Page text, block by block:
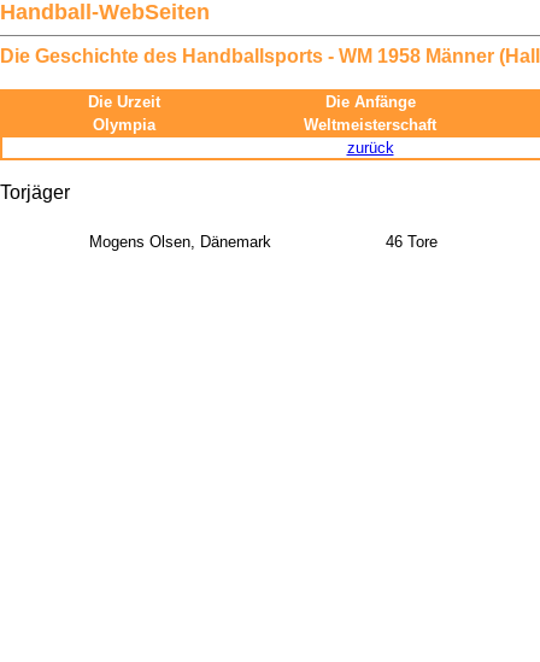
Handball-WebSeiten
Die Geschichte des Handballsports - WM 1958 Männer
Die Urzeit
Die Anfänge
Olympia
Weltmeisterschaft
zurück
Torjäger
Mogens Olsen, Dänemark 46 Tore